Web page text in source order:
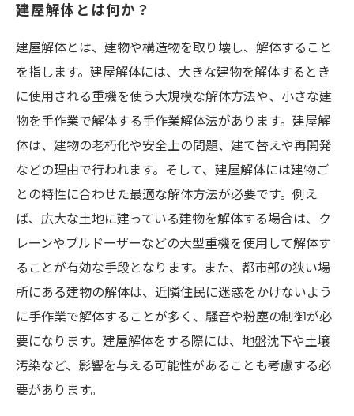
建屋解体とは何か？
建屋解体とは、建物や構造物を取り壊し、解体すること
を指します。建屋解体には、大きな建物を解体するとき
に使用される重機を使う大規模な解体方法や、小さな建
物を手作業で解体する手作業解体法があります。建屋解
体は、建物の老朽化や安全上の問題、建て替えや再開発
などの理由で行われます。そして、建屋解体には建物ご
との特性に合わせた最適な解体方法が必要です。例え
ば、広大な土地に建っている建物を解体する場合は、ク
レーンやブルドーザーなどの大型重機を使用して解体す
ることが有効な手段となります。また、都市部の狭い場
所にある建物の解体は、近隣住民に迷惑をかけないよう
に手作業で解体することが多く、騒音や粉塵の制御が必
要になります。建屋解体をする際には、地盤沈下や土壌
汚染など、影響を与える可能性があることも考慮する必
要があります。